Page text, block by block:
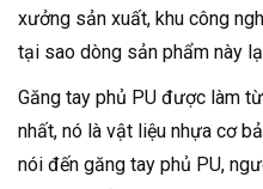
xưởng sản xuất, khu công
tại sao dòng sản phẩm này
Găng tay phủ PU được làm
nhất, nó là vật liệu nhựa cơ
nói đến găng tay phủ PU,